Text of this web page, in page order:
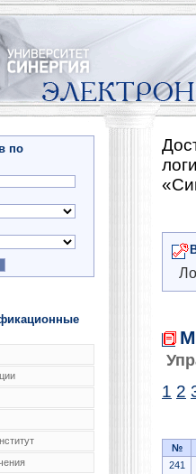
по
1 2
№
241